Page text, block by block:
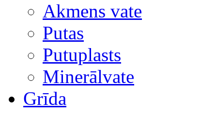
Akmens vate
Putas
Putuplasts
Minerālvate
Grīda